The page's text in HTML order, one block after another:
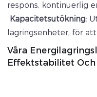
respons, kontinuerlig
Kapacitetsutökning:
lagringsenheter, för
Våra
Effektstabilitet Och